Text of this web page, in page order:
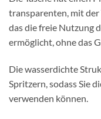
transparenten, mit
das die freie Nutzung
ermöglicht, ohne das
Die wasserdichte
Spritzern, sodass Sie
verwenden können.